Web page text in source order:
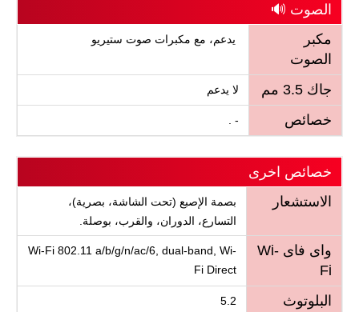
الصوت 🔊
مكبر
الصوت
يدعم، مع مكبرات صوت ستيريو
جاك 3.5 مم لا يدعم
خصائص - .
خصائص اخرى
الاستشعار
بصمة الإصبع (تحت الشاشة، بصرية)،
التسارع، الدوران، والقرب، بوصلة.
واى فاى Wi-
Fi
Wi-Fi 802.11 a/b/g/n/ac/6, dual-band, Wi-
Fi Direct
البلوتوث 5.2